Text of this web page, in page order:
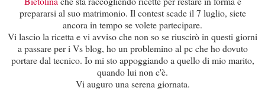
prepararsi al suo matrimonio. Il contest scade il 7 luglio, siete
ancora in tempo se volete partecipare.
Vi lascio la ricetta e vi avviso che non so se riuscirò in questi giorni
a passare per i Vs blog, ho un problemino al pc che ho dovuto
portare dal tecnico. Io mi sto appoggiando a quello di mio marito,
quando lui non c'è.
Vi auguro una serena giornata.